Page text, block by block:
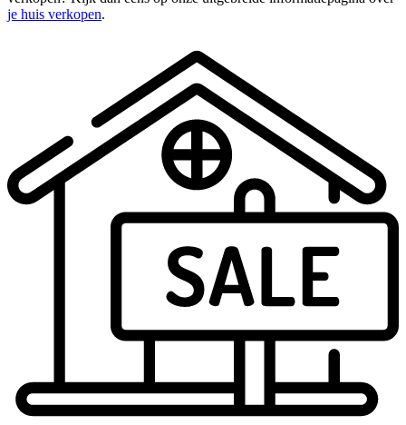
je huis verkopen.